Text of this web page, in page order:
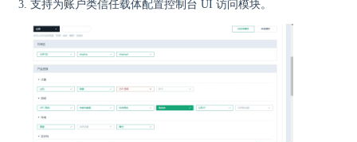
支持为账户类信任载体配置控制台 UI 访问模块。